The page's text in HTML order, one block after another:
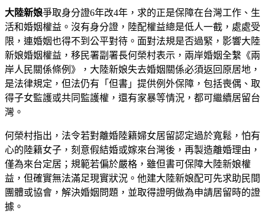
大陸新娘爭取身分證6年改4年，求的正是保障在台灣工作、生
活和婚姻權益。沒有身分證，陸配權益總是低人一截，處處受
限，連婚姻也得不到公平對待。面對法規是否過緊，影響大陸
新娘婚姻權益，移民署副署長何榮村表示，兩岸婚姻全繫《兩
岸人民關係條例》，大陸新娘失去婚姻關係必須返回原居地，
是法律規定，但法仍有「但書」提供例外保障，包括喪偶、取
得子女監護或共同監護權，還有家暴等情況，都可繼續居留台
灣。
何榮村指出，法令若對離婚陸籍婦女居留認定過於寬鬆，怕有
心的陸籍女子，刻意假結婚或嫁來台灣後，再製造離婚理由，
僅為來台定居；規範若偏於嚴格，雖但書可保障大陸新娘權
益，但確實無法滿足現實狀況。他建大陸新娘配可先求助民間
團體或協會，解決婚姻問題，並取得證明做為申請居留時的證
據。